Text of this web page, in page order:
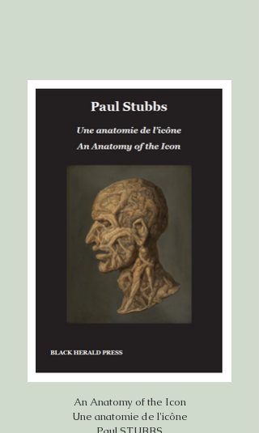
An Anatomy of the Icon
Une anatomie de l'icône